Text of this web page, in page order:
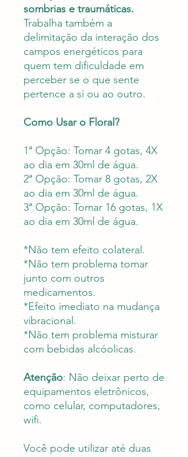
sombrias e traumáticas.
Trabalha também a
delimitação da interação dos
campos energéticos para
quem tem dificuldade em
perceber se o que sente
pertence a si ou ao outro.
Como Usar o Floral?
1ª Opção: Tomar 4 gotas, 4X
ao dia em 30ml de água.
2ª Opção: Tomar 8 gotas, 2X
ao dia em 30ml de água.
3ª Opção: Tomar 16 gotas, 1X
ao dia em 30ml de água.
*Não tem efeito colateral.
*Não tem problema tomar
junto com outros
medicamentos.
*Efeito imediato na mudança
vibracional.
*Não tem problema misturar
com bebidas alcóolicas.
Atenção: Não deixar perto de
equipamentos eletrônicos,
como celular, computadores,
wifi.
Você pode utilizar até duas